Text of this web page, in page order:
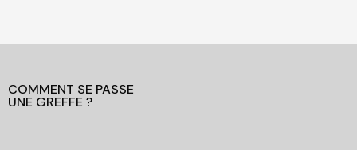
COMMENT SE PASSE
UNE GREFFE ?